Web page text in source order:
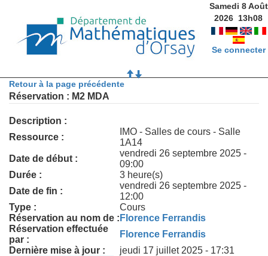
Samedi 8 Août
2026 13h08
Se connecter
Retour à la page précédente
Réservation : M2 MDA
Description :
Ressource :
IMO - Salles de cours - Salle
1A14
Date de début :
vendredi 26 septembre 2025 -
09:00
Durée :
3 heure(s)
Date de fin :
vendredi 26 septembre 2025 -
12:00
Type :
Cours
Réservation au nom de : Florence Ferrandis
Réservation effectuée
par :
Florence Ferrandis
Dernière mise à jour :
jeudi 17 juillet 2025 - 17:31